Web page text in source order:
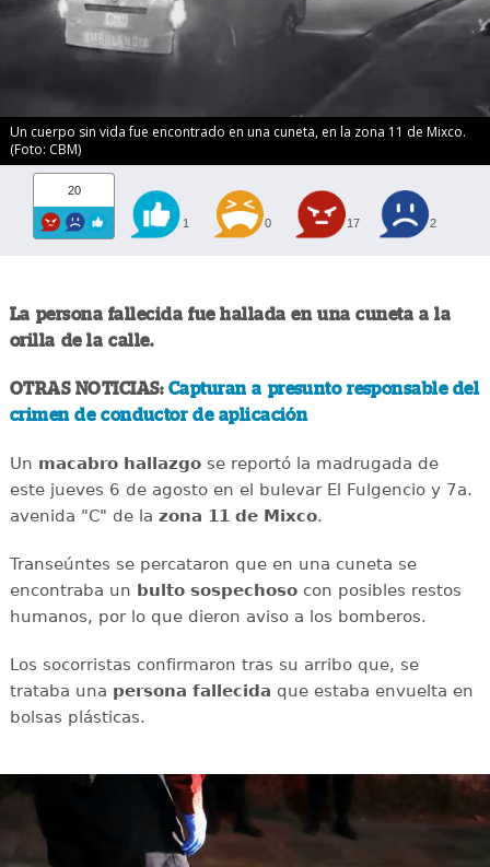
Un cuerpo sin vida fue encontrado en una cuneta, en la zona 11 de Mixco.
(Foto: CBM)
20
1 0 17 2
La persona fallecida fue hallada en una cuneta a la
orilla de la calle.
OTRAS NOTICIAS: Capturan a presunto responsable del
crimen de conductor de aplicación
Un macabro hallazgose reportó la madrugada de
este jueves 6 de agosto en el bulevar El Fulgencio y 7a.
avenida "C" de la zona 11 de Mixco.
Transeúntes se percataron que en una cuneta se
encontraba un bulto sospechosocon posibles restos
humanos, por lo que dieron aviso a los bomberos.
Los socorristas confirmaron tras su arribo que, se
trataba una persona fallecida que estaba envuelta en
bolsas plásticas.